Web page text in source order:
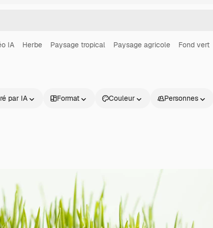
IA Herbe Paysage tropical Paysage agricole Fond vert
par IA Format Couleur Personnes
Produits Commencer